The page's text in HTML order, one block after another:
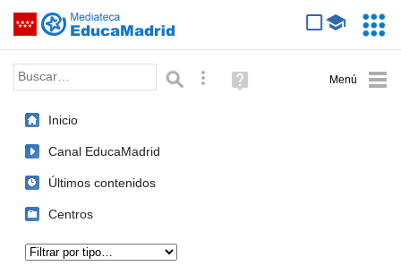
Saltar navegación
Palabra o frase: Búsqueda avanzada
Ayuda
(en
Inicio
Canal EducaMadrid
Últimos contenidos
Centros